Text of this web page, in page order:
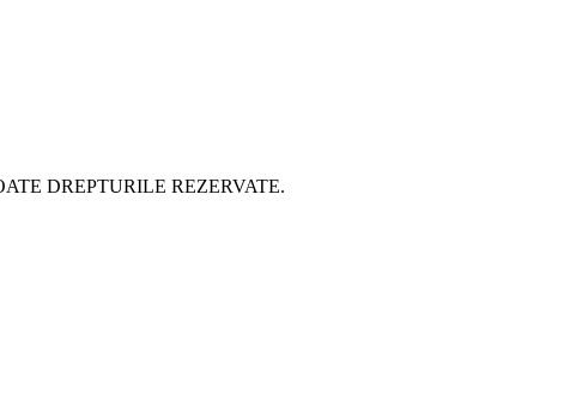
DREPTURILE REZERVATE.